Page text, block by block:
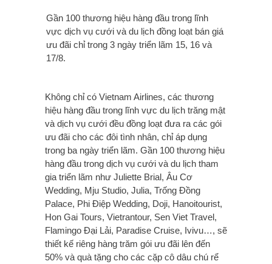
Gần 100 thương hiệu hàng đầu trong lĩnh
vực dịch vụ cưới và du lịch đồng loạt bán giá
ưu đãi chỉ trong 3 ngày triển lãm 15, 16 và
17/8.
Không chỉ có Vietnam Airlines, các thương
hiệu hàng đầu trong lĩnh vực du lịch trăng mật
và dịch vụ cưới đều đồng loạt đưa ra các gói
ưu đãi cho các đôi tình nhân, chỉ áp dụng
trong ba ngày triển lãm. Gần 100 thương hiệu
hàng đầu trong dịch vụ cưới và du lịch tham
gia triển lãm như Juliette Brial, Âu Cơ
Wedding, Mju Studio, Julia, Trống Đồng
Palace, Phi Điệp Wedding, Doji, Hanoitourist,
Hon Gai Tours, Vietrantour, Sen Viet Travel,
Flamingo Đại Lải, Paradise Cruise, Ivivu…, sẽ
thiết kế riêng hàng trăm gói ưu đãi lên đến
50% và quà tặng cho các cặp cô dâu chú rể